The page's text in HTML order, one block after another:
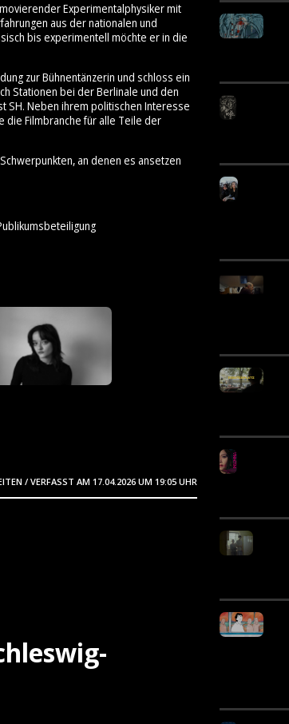
Experimentalphysiker mit
aus der nationalen und
bis experimentell möchte er in die
zur Bühnentänzerin und schloss ein
Stationen bei der Berlinale und den
SH. Neben ihrem politischen Interesse
die Filmbranche für alle Teile der
an denen es ansetzen
/ VERFASST AM 17.04.2026 UM 19:05 UHR